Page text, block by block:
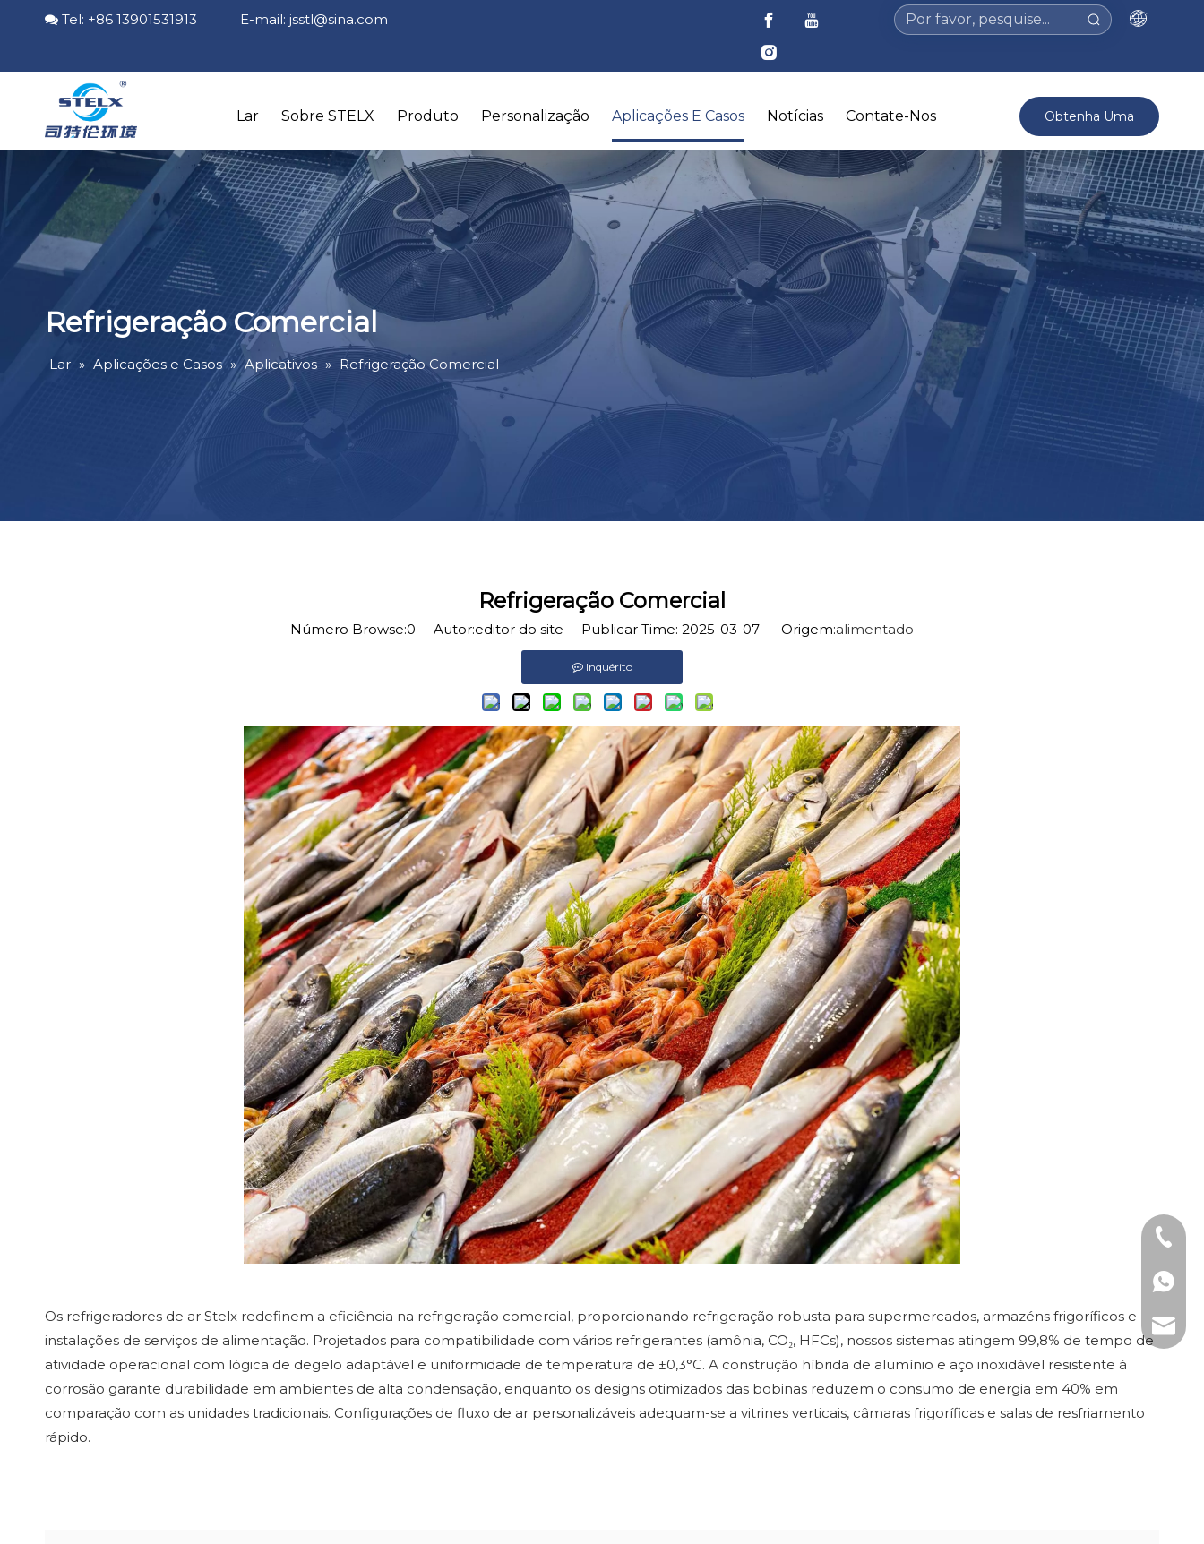
 Tel: +86 13901531913 E-mail: jsstl@sina.com
Lar Sobre STELX Produto Personalização Aplicações E Casos Notícias Contate-Nos Obtenha Uma
Cotação >
Refrigeração Comercial
Lar » Aplicações e Casos » Aplicativos » Refrigeração Comercial
Refrigeração Comercial
Número Browse:0 Autor:editor do site Publicar Time: 2025-03-07 Origem:alimentado
Inquérito
Os refrigeradores de ar Stelx redefinem a eficiência na refrigeração comercial, proporcionando refrigeração robusta para supermercados, armazéns frigoríficos e
instalações de serviços de alimentação. Projetados para compatibilidade com vários refrigerantes (amônia, CO₂, HFCs), nossos sistemas atingem 99,8% de tempo de
atividade operacional com lógica de degelo adaptável e uniformidade de temperatura de ±0,3°C. A construção híbrida de alumínio e aço inoxidável resistente à
corrosão garante durabilidade em ambientes de alta condensação, enquanto os designs otimizados das bobinas reduzem o consumo de energia em 40% em
comparação com as unidades tradicionais. Configurações de fluxo de ar personalizáveis ​​adequam-se a vitrines verticais, câmaras frigoríficas e salas de resfriamento
rápido.
Tel:
E-mail: